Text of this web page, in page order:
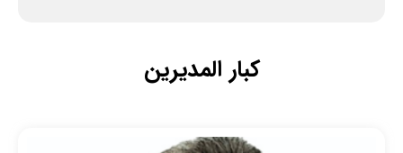
كبار المديرين